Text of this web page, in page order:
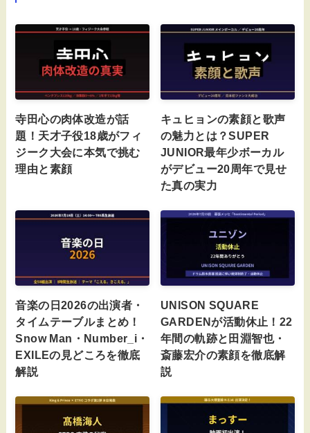
寺田心の肉体改造が話
題！天才子役18歳がフィ
ジーク大会に本気で挑む
理由と素顔
キュヒョンの素顔と歌声
の魅力とは？SUPER
JUNIOR最年少ボーカル
がデビュー20周年で見せ
た真の実力
音楽の日2026の出演者・
タイムテーブルまとめ！
Snow Man・Number_i・
EXILEの見どころを徹底
解説
UNISON SQUARE
GARDENが活動休止！22
年間の軌跡と田淵智也・
斎藤宏介の素顔を徹底解
説